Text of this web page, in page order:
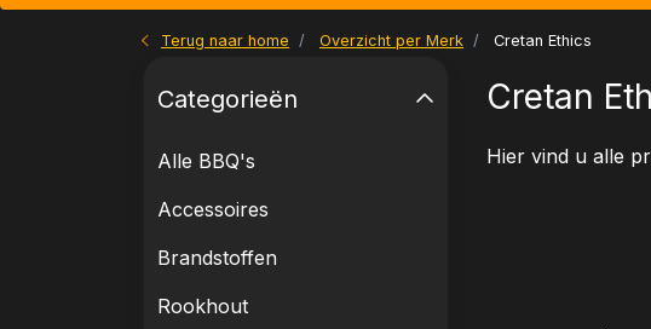
Terug naar home Overzicht per Merk Cretan Ethics
Cretan
Hier vind u alle
Categorieën
Alle BBQ's
Accessoires
Brandstoffen
Rookhout